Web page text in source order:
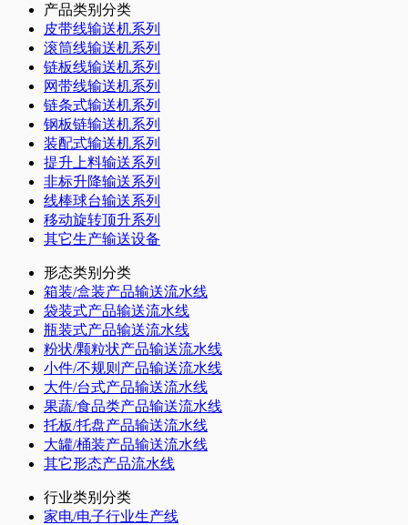
产品类别分类
皮带线输送机系列
滚筒线输送机系列
链板线输送机系列
网带线输送机系列
链条式输送机系列
钢板链输送机系列
装配式输送机系列
提升上料输送系列
非标升降输送系列
线棒球台输送系列
移动旋转顶升系列
其它生产输送设备
形态类别分类
箱装/盒装产品输送流水线
袋装式产品输送流水线
瓶装式产品输送流水线
粉状/颗粒状产品输送流水线
小件/不规则产品输送流水线
大件/台式产品输送流水线
果蔬/食品类产品输送流水线
托板/托盘产品输送流水线
大罐/桶装产品输送流水线
其它形态产品流水线
行业类别分类
家电/电子行业生产线